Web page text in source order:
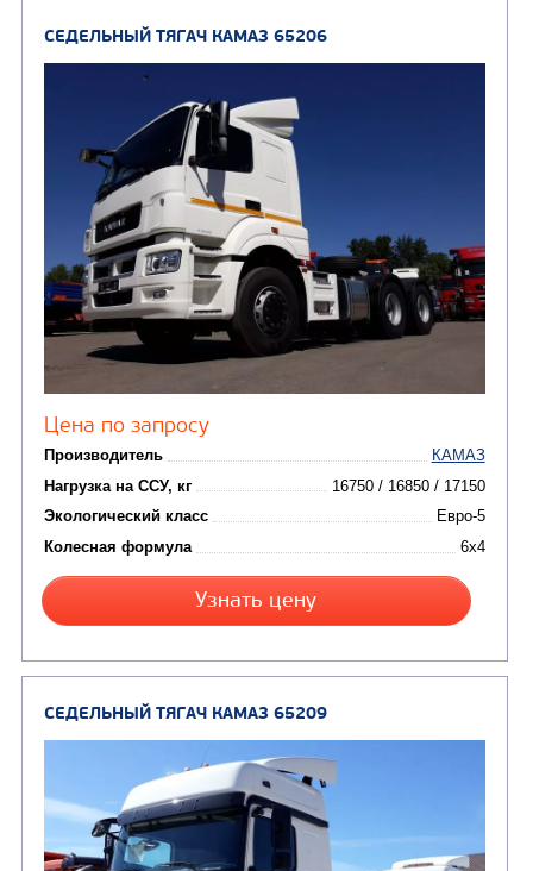
СЕДЕЛЬНЫЙ ТЯГАЧ КАМАЗ 65116
от 6 800 000₽
Производитель
Колесная формула
Заказать
Кредит/Лизинг